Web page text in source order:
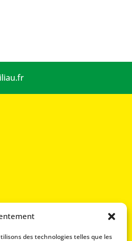
des technologies telles que les